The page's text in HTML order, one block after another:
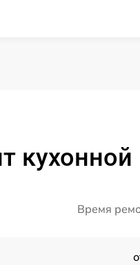
кухонной
Время